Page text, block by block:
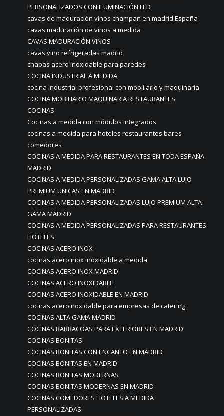
PERSONALIZADOS CON ILUMINACIÓN LED
cavas de maduración vinos champan en madrid España
cavas maduración de vinos a medida
CAVAS MADURACIÓN VINOS
cavas vino refrigeradas madrid
chapas acero inoxidable para paredes
COCINA INDUSTRIAL A MEDIDA
cocina industrial profesional con mobiliario y maquinaria
COCINA MOBILIARIO MAQUINARIA RESTAURANTES
COCINAS
Cocinas a medida con módulos integrados
cocinas a medida para hoteles restaurantes bares
comedores
COCINAS A MEDIDA PARA RESTAURANTES EN TODA ESPAÑA
MADRID
COCINAS A MEDIDA PERSONALIZADAS GAMA ALTA LUJO
PREMIUM UNICAS EN MADRID
COCINAS A MEDIDA PERSONALIZADAS LUJO PREMIUM ALTA
GAMA MADRID
COCINAS A MEDIDA PERSONALIZADAS PARA RESTAURANTES
HOTELES
COCINAS ACERO INOX
cocinas acero inox inoxidable a medida
COCINAS ACERO INOX MADRID
COCINAS ACERO INOXIDABLE
COCINAS ACERO INOXIDABLE EN MADRID
cocinas aceroinoxidable para empresas de catering
COCINAS ALTA GAMA MADRID
COCINAS BARBACOAS PARA EXTERIORES EN MADRID
COCINAS BONITAS
COCINAS BONITAS CON ENCANTO EN MADRID
COCINAS BONITAS EN MADRID
COCINAS BONITAS MODERNAS
COCINAS BONITAS MODERNAS EN MADRID
COCINAS COMEDORES HOTELES A MEDIDA
PERSONALIZADAS